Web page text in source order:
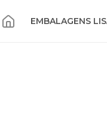
EMBALAGENS